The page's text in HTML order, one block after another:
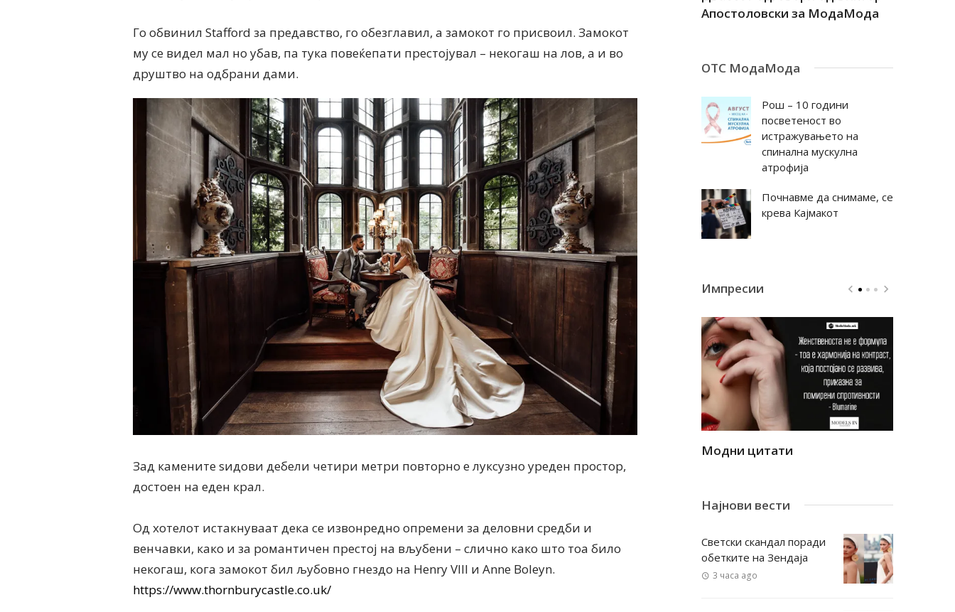
Го обвинил Stafford за предавство, го обезглавил, а замокот го присвоил. Замокот
му се видел мал но убав, па тука повеќепати престојувал – некогаш на лов, а и во
друштво на одбрани дами.
Зад камените ѕидови дебели четири метри повторно е луксузно уреден простор,
достоен на еден крал.
Од хотелот истакнуваат дека се извонредно опремени за деловни средби и
венчавки, како и за романтичен престој на вљубени – слично како што тоа било
некогаш, кога замокот бил љубовно гнездо на Henry VIII и Anne Boleyn.
https://www.thornburycastle.co.uk/
Ристовски Принц
Апостоловски за МодаМода
ОТС МодаМода
Рош – 10 години
посветеност во
истражувањето на
спинална мускулна
атрофија
Почнавме да снимаме, се
крева Кајмакот
Импресии
Модни цитати
Најнови вести
Светски скандал поради
обетките на Зендаја
3 часа ago